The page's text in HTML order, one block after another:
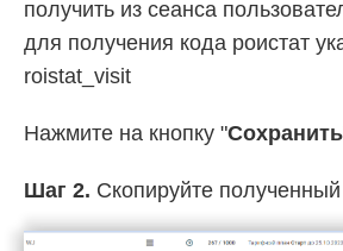
получить из сеанса
для получения кода роистат
roistat_visit
Нажмите на кнопку "Сохранить
Шаг 2. Скопируйте